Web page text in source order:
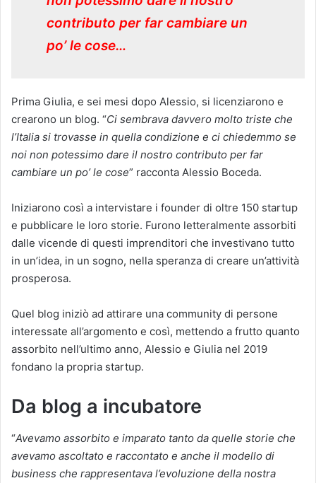
contributo per far cambiare un
po’ le cose…
Prima Giulia, e sei mesi dopo Alessio, si licenziarono e
crearono un blog. “Ci sembrava davvero molto triste che
l’Italia si trovasse in quella condizione e ci chiedemmo se
noi non potessimo dare il nostro contributo per far
cambiare un po’ le cose” racconta Alessio Boceda.
Iniziarono così a intervistare i founder di oltre 150 startup
e pubblicare le loro storie. Furono letteralmente assorbiti
dalle vicende di questi imprenditori che investivano tutto
in un’idea, in un sogno, nella speranza di creare un’attività
prosperosa.
Quel blog iniziò ad attirare una community di persone
interessate all’argomento e così, mettendo a frutto quanto
assorbito nell’ultimo anno, Alessio e Giulia nel 2019
fondano la propria startup.
Da blog a incubatore
“Avevamo assorbito e imparato tanto da quelle storie che
avevamo ascoltato e raccontato e anche il modello di
business che rappresentava l’evoluzione della nostra